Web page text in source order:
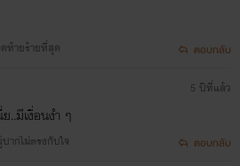
ท้ายร้ายที่สุด ตอบกลับ
..มีเงื่อนงำ ๆ
กไม่ตรงกับใจ
5 ปีที่แล้ว
ตอบกลับ